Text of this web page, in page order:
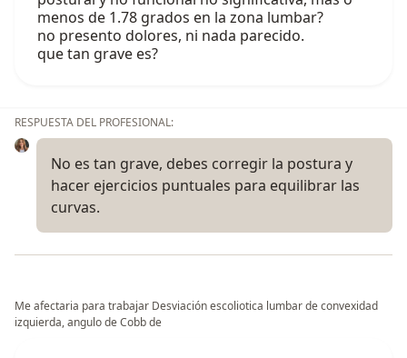
menos de 1.78 grados en la zona lumbar?
no presento dolores, ni nada parecido.
que tan grave es?
RESPUESTA DEL PROFESIONAL:
No es tan grave, debes corregir la postura y
hacer ejercicios puntuales para equilibrar las
curvas.
Me afectaria para trabajar Desviación escoliotica lumbar de convexidad
izquierda, angulo de Cobb de